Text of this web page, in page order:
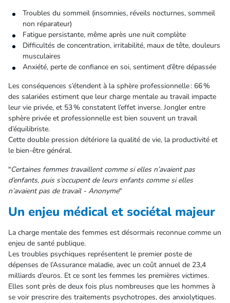
Troubles du sommeil (insomnies, réveils nocturnes, sommeil
non réparateur)
Fatigue persistante, même après une nuit complète
Difficultés de concentration, irritabilité, maux de tête, douleurs
musculaires
Anxiété, perte de confiance en soi, sentiment d’être dépassée
Les conséquences s’étendent à la sphère professionnelle : 66 %
des salariées estiment que leur charge mentale au travail impacte
leur vie privée, et 53 % constatent l’effet inverse. Jongler entre
sphère privée et professionnelle est bien souvent un travail
d’équilibriste.
Cette double pression détériore la qualité de vie, la productivité et
le bien-être général.
"Certaines femmes travaillent comme si elles n’avaient pas
d’enfants, puis s’occupent de leurs enfants comme si elles
n’avaient pas de travail - Anonyme"
Un enjeu médical et sociétal majeur
La charge mentale des femmes est désormais reconnue comme un
enjeu de santé publique.
Les troubles psychiques représentent le premier poste de
dépenses de l’Assurance maladie, avec un coût annuel de 23,4
milliards d’euros. Et ce sont les femmes les premières victimes.
Elles sont près de deux fois plus nombreuses que les hommes à
se voir prescrire des traitements psychotropes, des anxiolytiques.